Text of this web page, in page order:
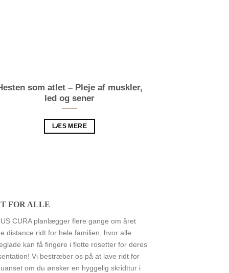
som atlet – Pleje af muskler,
led og sener
LÆS MERE
FOR ALLE
CURA planlægger flere gange om året
distance ridt for hele familien, hvor alle
kan få fingere i flotte rosetter for deres
Vi bestræber os på at lave ridt for
om du ønsker en hyggelig skridttur i